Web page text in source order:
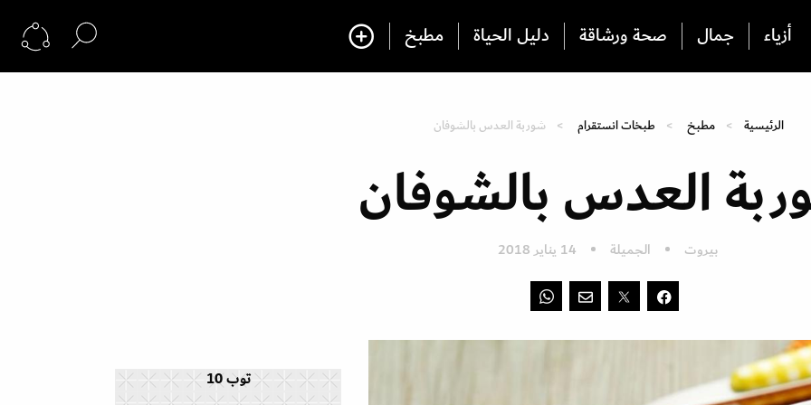
أزياء جمال صحة ورشاقة دليل الحياة مطبخ
الرئيسية مطبخ طبخات انستقرام شوربة العدس بالشوفان
العدس بالشوفان
بيروت الجميلة 14 يناير 2018
توب 10